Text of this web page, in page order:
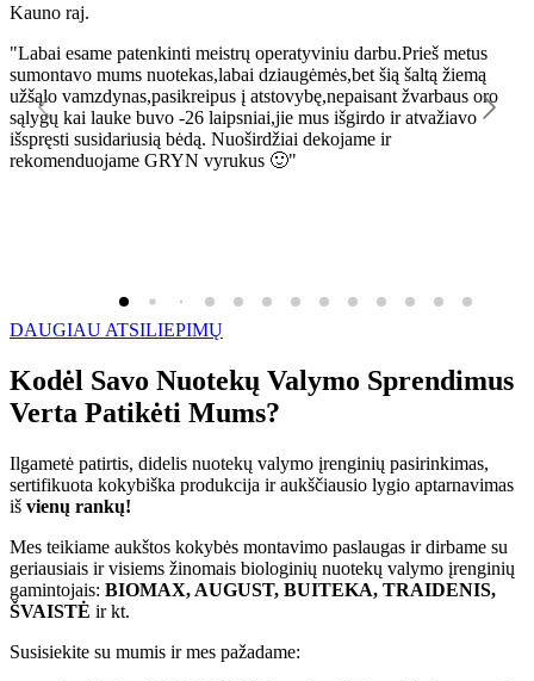
Kauno raj.
"Labai esame patenkinti meistrų operatyviniu darbu.Prieš metus
sumontavo mums nuotekas,labai dziaugėmės,bet šią šaltą žiemą
užšąlo vamzdynas,pasikreipus į atstovybę,nepaisant žvarbaus oro
sąlygų kai lauke buvo -26 laipsniai,jie mus išgirdo ir atvažiavo
išspręsti susidariusią bėdą. Nuoširdžiai dekojame ir
rekomenduojame GRYN vyrukus 🙂"
DAUGIAU ATSILIEPIMŲ
Kodėl Savo Nuotekų Valymo Sprendimus
Verta Patikėti Mums?
Ilgametė patirtis, didelis nuotekų valymo įrenginių pasirinkimas,
sertifikuota kokybiška produkcija ir aukščiausio lygio aptarnavimas
iš vienų rankų!
Mes teikiame aukštos kokybės montavimo paslaugas ir dirbame su
geriausiais ir visiems žinomais biologinių nuotekų valymo įrenginių
gamintojais: BIOMAX, AUGUST, BUITEKA, TRAIDENIS,
ŠVAISTĖ ir kt.
Susisiekite su mumis ir mes pažadame: